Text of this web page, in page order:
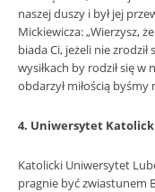
naszej duszy i był jej
Mickiewicza: „Wierzysz,
biada Ci, jeżeli nie
wysiłkach by rodził się w
obdarzył miłością
4. Uniwersytet
Katolicki Uniwersytet
pragnie być zwiastunem